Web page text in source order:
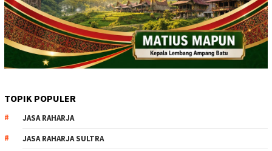
TOPIK POPULER
JASA RAHARJA
JASA RAHARJA SULTRA